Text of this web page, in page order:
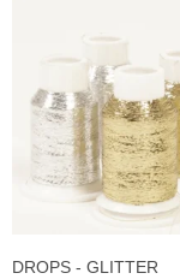
DROPS - GLITTER